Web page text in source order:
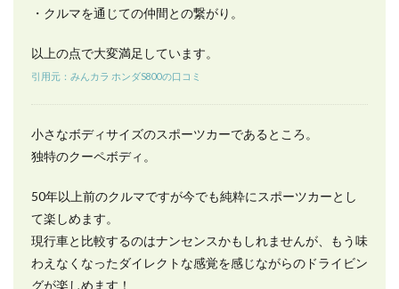
・クルマを通じての仲間との繋がり。
以上の点で大変満足しています。
引用元：みんカラ ホンダS800の口コミ
小さなボディサイズのスポーツカーであるところ。
独特のクーペボディ。
50年以上前のクルマですが今でも純粋にスポーツカーとし
て楽しめます。
現行車と比較するのはナンセンスかもしれませんが、もう味
わえなくなったダイレクトな感覚を感じながらのドライビン
グが楽しめます！